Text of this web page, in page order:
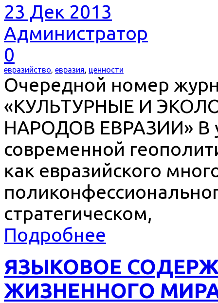
23 Дек 2013
Администратор
0
евразийство евразия ценности
Очередной номер
«КУЛЬТУРНЫЕ И
НАРОДОВ ЕВРАЗИИ» В
современной
как евразийского
стратегическом,
Подробнее
ЯЗЫКОВОЕ
ЖИЗНЕННОГО МИРА